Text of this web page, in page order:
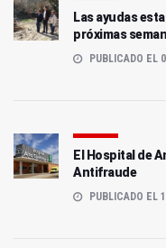
Las ayudas
próximas
PUBLICADO EL
El Hospital de
Antifraude
PUBLICADO EL